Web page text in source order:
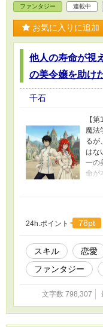
ファンタジー 連載中
お気に入りに追加
他人の寿命が視
の美令嬢を助け
千石
【
魔法
るが
はな
一の
命が
イ
味悪
い
知っ
かし
けで
他の
はAI
終
24h.ポイント 78pt
スキル 恋愛
ファンタジー
文字数 798,307